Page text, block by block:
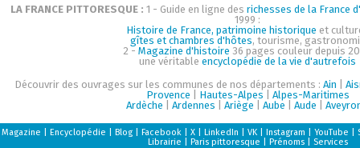
LA FRANCE PITTORESQUE : 1 - Guide en ligne des richesses de la France
1999 :
Histoire de France, patrimoine historique et
gîtes et chambres d'hôtes, tourisme,
2 - Magazine d'histoire 36 pages couleur depuis
une véritable encyclopédie de la vie d'autrefois
Découvrir des ouvrages sur les communes de nos départements : Ain
Provence
Hautes-Alpes
Alpes-Maritimes
Ardèche
Ardennes Ariège Aube Aude
Magazine Encyclopédie Blog| Facebook| X| LinkedIn VK| Instagram YouTube
Librairie
Paris pittoresque Prénoms| Services